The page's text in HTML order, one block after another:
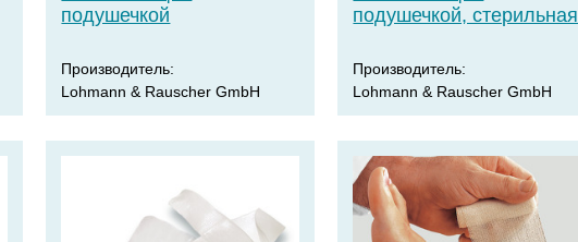
подушечкой
Производитель:
Lohmann & Rauscher GmbH
подушечкой, стерильная
Производитель:
Lohmann & Rauscher GmbH